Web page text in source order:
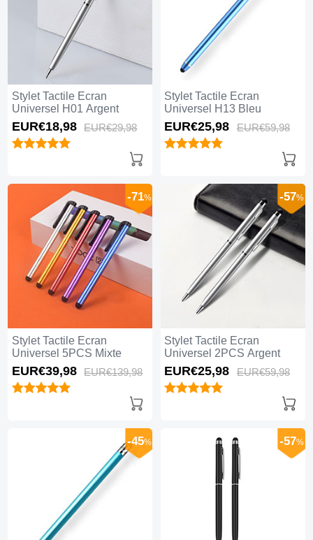
Stylet Tactile Ecran
Universel H01 Argent
EUR€18,98 EUR€29,98
Stylet Tactile Ecran
Universel H13 Bleu
EUR€25,98 EUR€59,98
Stylet Tactile Ecran
Universel 5PCS Mixte
-71%
EUR€39,98 EUR€139,98
Stylet Tactile Ecran
Universel 2PCS Argent
-57%
EUR€25,98 EUR€59,98
-45% -57%